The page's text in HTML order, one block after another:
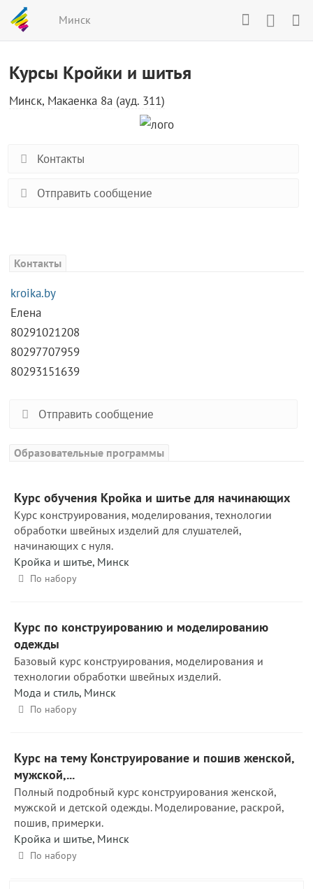
Минск
Курсы Кройки и шитья
Минск, Макаенка 8а (ауд. 311)
Контакты
Отправить сообщение
Контакты
kroika.by
Елена
80291021208
80297707959
80293151639
Отправить сообщение
Образовательные программы
Курс обучения Кройка и шитье для начинающих
Курс конструирования, моделирования, технологии
обработки швейных изделий для слушателей,
начинающих с нуля.
Кройка и шитье, Минск
По набору
Курс по конструированию и моделированию
одежды
Базовый курс конструирования, моделирования и
технологии обработки швейных изделий.
Мода и стиль, Минск
По набору
Курс на тему Конструирование и пошив женской,
мужской,...
Полный подробный курс конструирования женской,
мужской и детской одежды. Моделирование, раскрой,
пошив, примерки.
Кройка и шитье, Минск
По набору